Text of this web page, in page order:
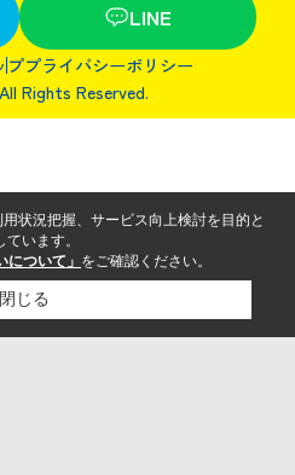
LINE
ププライバシーポリシー
Rights Reserved.
状況把握、サービス向上検討を目的と
います。
について」 をご確認ください。
閉じる